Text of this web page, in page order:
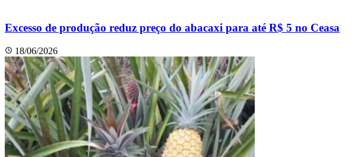
Excesso de produção reduz preço do abacaxi para até R$ 5 no Ceasa
18/06/2026